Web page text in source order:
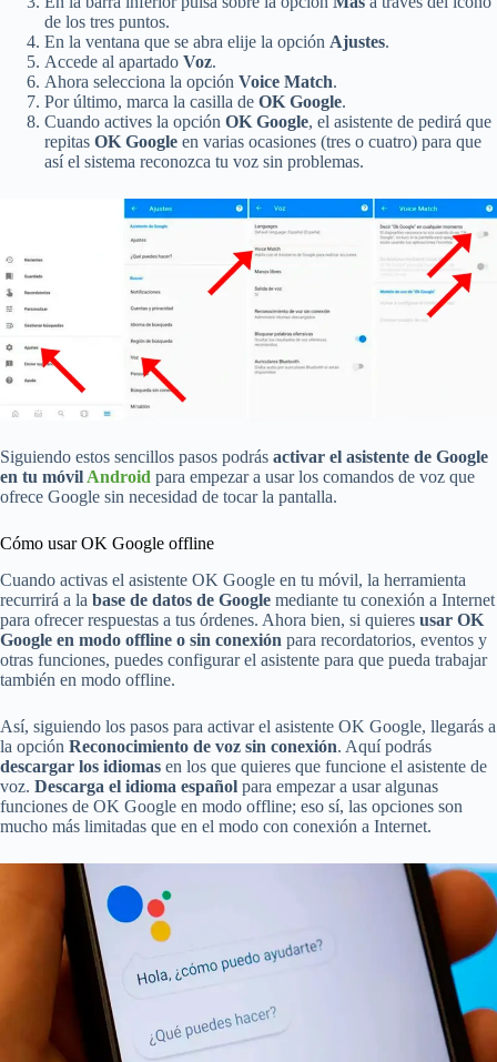
de los tres puntos.
En la ventana que se abra elije la opción Ajustes.
Accede al apartado Voz.
Ahora selecciona la opción Voice Match.
Por último, marca la casilla de OK Google.
Cuando actives la opción OK Google, el asistente de pedirá que
repitas OK Google en varias ocasiones (tres o cuatro) para que
así el sistema reconozca tu voz sin problemas.
Siguiendo estos sencillos pasos podrás activar el asistente de Google
en tu móvil Android para empezar a usar los comandos de voz que
ofrece Google sin necesidad de tocar la pantalla.
Cómo usar OK Google offline
Cuando activas el asistente OK Google en tu móvil, la herramienta
recurrirá a la base de datos de Google mediante tu conexión a Internet
para ofrecer respuestas a tus órdenes. Ahora bien, si quieres usar OK
Google en modo offline o sin conexión para recordatorios, eventos y
otras funciones, puedes configurar el asistente para que pueda trabajar
también en modo offline.
Así, siguiendo los pasos para activar el asistente OK Google, llegarás a
la opción Reconocimiento de voz sin conexión. Aquí podrás
descargar los idiomas en los que quieres que funcione el asistente de
voz. Descarga el idioma español para empezar a usar algunas
funciones de OK Google en modo offline; eso sí, las opciones son
mucho más limitadas que en el modo con conexión a Internet.